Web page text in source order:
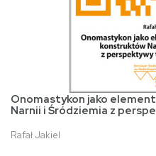
Onomastykon jako
Narnii i Śródziemia z
Rafał Jakiel